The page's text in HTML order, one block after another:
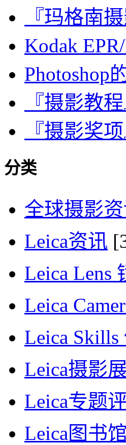
『玛格南
Kodak
Photoshop
『摄影教
『摄影奖
分类
全球摄影
Leica资讯
Leica Lens
Leica
Leica
Leica摄影
Leica专题
Leica图书馆